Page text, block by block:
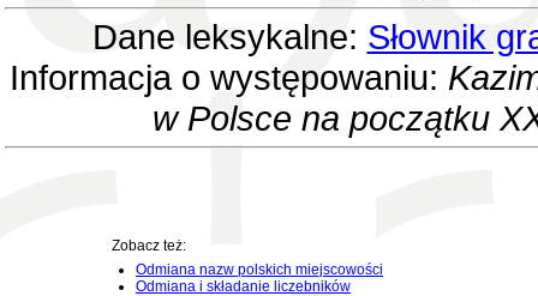
Dane leksykalne: Słownik
Informacja o występowaniu:
w Polsce na początku
Zobacz też:
Odmiana nazw polskich miejscowości
Odmiana i składanie liczebników